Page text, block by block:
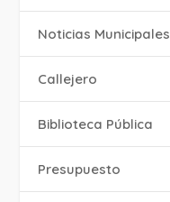
‎Noticias Municipales
Callejero
Biblioteca Pública
Presupuesto